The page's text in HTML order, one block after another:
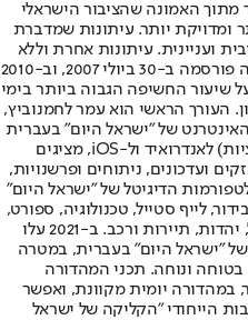
מתוך האמונה שהציבור הישראלי
ומדויקת יותר. עיתונות שמדברת
ועניינית. עיתונות אחרת וללא
תשלום. המהדורה המודפסת הראשונה פורסמה ב-30 ביולי 2007, וב-2010
שיעור החשיפה הגבוה ביותר בימי
העורך הראשי הוא עמר לחמנוביץ,
של "ישראל היום" בעברית
ובאנגלית, כמו כן היישומונים (אפליקציות) לאנדרואיד ול-iOS, מציגים
ועדכונים, ניתוחים ופרשנויות,
הדיגיטל של "ישראל היום"
לייף סטייל, טכנולוגיה, ספורט,
כלכלה וצרכנות, בריאות, חיילים, אוכל, יהדות, תיירות ורכב. ב-2021 עלו
"ישראל היום" בעברית, במטרה
בטוחה ונוחה. תכני המהדורה
במהדורה יומית מקוונת, ואפשר
הייחודי "הקליקה של ישראל